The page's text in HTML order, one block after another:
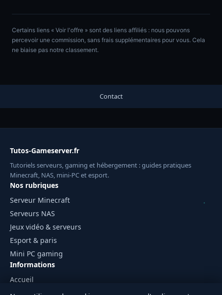
Certains liens « Voir l'offre » sont des liens affiliés : nous pouvons
percevoir une commission, sans frais supplémentaires pour vous. Cela
ne biaise pas notre classement.
Contact
Tutos-Gameserver.fr
Tutoriels serveurs, gaming et hébergement : guides pratiques
Minecraft, NAS, mini-PC et esport.
Nos rubriques
Serveur Minecraft
Serveurs NAS
Jeux vidéo & serveurs
Esport & paris
Mini PC gaming
Informations
Accueil
Mentions légales